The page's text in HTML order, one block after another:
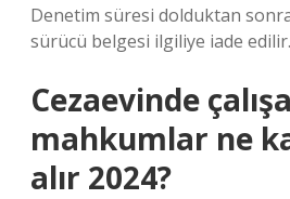
Denetim süresi dolduktan
sürücü belgesi ilgiliye iade edilir.
Cezaevinde
mahkumlar ne
alır 2024?